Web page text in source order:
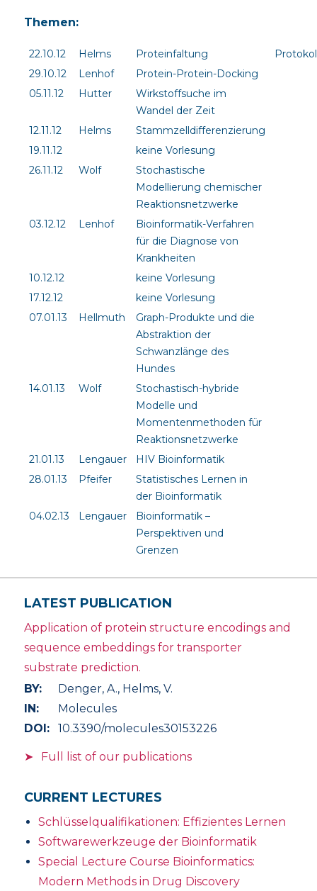
Themen:
22.10.12 Helms Proteinfaltung
29.10.12
Lenhof
Protein-Protein-Docking
05.11.12
Hutter
Wirkstoffsuche im
Wandel der Zeit
12.11.12
Helms
Stammzelldifferenzierung
19.11.12
keine Vorlesung
26.11.12
Wolf
Stochastische
Modellierung chemischer
Reaktionsnetzwerke
03.12.12
Lenhof
Bioinformatik-Verfahren
für die Diagnose von
Krankheiten
10.12.12
keine Vorlesung
17.12.12
keine Vorlesung
07.01.13
Hellmuth
Graph-Produkte und die
Abstraktion der
Schwanzlänge des
Hundes
14.01.13
Wolf
Stochastisch-hybride
Modelle und
Momentenmethoden für
Reaktionsnetzwerke
21.01.13
Lengauer
HIV Bioinformatik
28.01.13
Pfeifer
Statistisches Lernen in
der Bioinformatik
04.02.13
Lengauer
Bioinformatik –
Perspektiven und
Grenzen
LATEST PUBLICATION
Application of protein structure encodings and
sequence embeddings for transporter
substrate prediction.
BY:
Denger, A., Helms, V.
IN:
Molecules
DOI:
10.3390/molecules30153226
Full list of our publications
CURRENT LECTURES
Schlüsselqualifikationen: Effizientes Lernen
Softwarewerkzeuge der Bioinformatik
Special Lecture Course Bioinformatics:
Modern Methods in Drug Discovery